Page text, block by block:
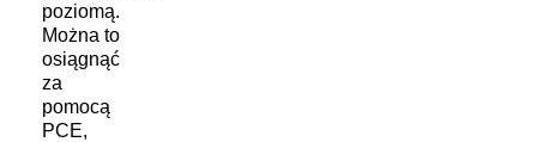
poziomą.
Można to
osiągnąć
za
pomocą
PCE,